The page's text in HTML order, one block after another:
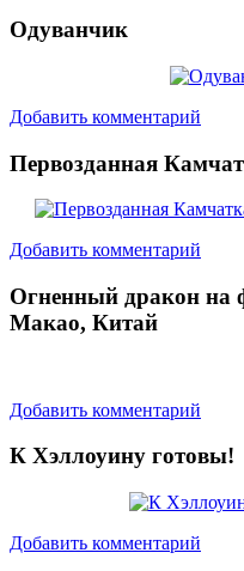
Одуванчик
Добавить комментарий
Первозданная
Добавить комментарий
Огненный дракон на
Макао, Китай
Добавить комментарий
К Хэллоуину готовы!
Добавить комментарий